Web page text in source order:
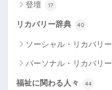
登壇 17
リカバリー辞典 40
ソーシャル・リカバリー
パーソナル・リカバリー
福祉に関わる人々 44